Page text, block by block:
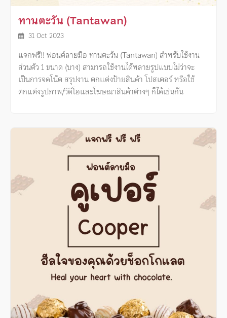
ทานตะวัน (Tantawan)
31 Oct 2023
แจกฟรี!! ฟอนต์ลายมือ ทานตะวัน (Tantawan) สำหรับใช้งาน
ส่วนตัว 1 ขนาด (บาง) สามารถใช้งานได้หลายรูปแบบไม่ว่าจะ
เป็นการจดโน้ต สรุปงาน ตกแต่งป้ายสินค้า โปสเตอร์ หรือใช้
ตกแต่งรูปภาพ/วิดีโอและโฆษณาสินค้าต่างๆ ก็ได้เช่นกัน